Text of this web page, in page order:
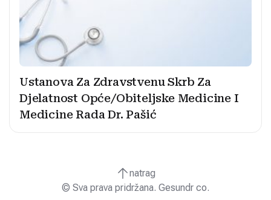
Ustanova Za Zdravstvenu Skrb Za
Djelatnost Opće/Obiteljske Medicine I
Medicine Rada Dr. Pašić
natrag
© Sva prava pridržana. Gesundr co.